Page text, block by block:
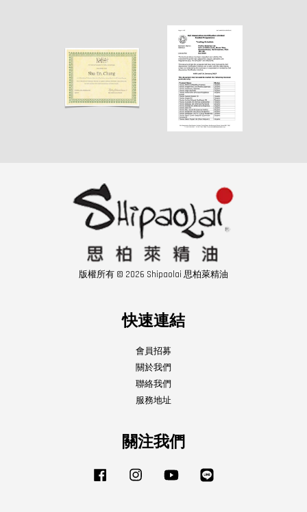
版權所有 © 2026 Shipaolai 思柏萊精油
快速連結
會員招募
關於我們
聯絡我們
服務地址
關注我們
Facebook Instagram YouTube